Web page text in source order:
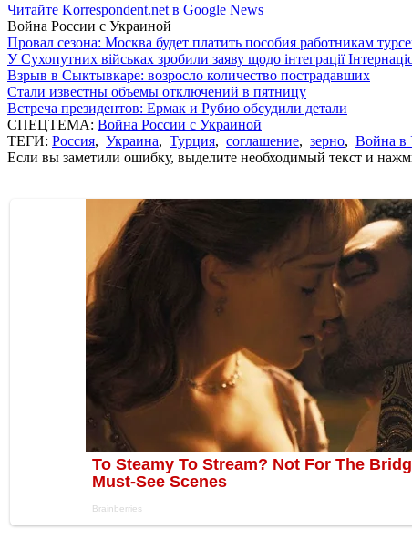
Читайте Korrespondent.net в Google News
Война России с Украиной
Провал сезона: Москва будет платить пособия работникам
У Сухопутних військах зробили заяву щодо інтеграції
Взрыв в Сыктывкаре: возросло количество пострадавших
Стали известны объемы отключений в пятницу
Встреча президентов: Ермак и Рубио обсудили детали
СПЕЦТЕМА: Война России с Украиной
ТЕГИ: Россия, Украина, Турция, соглашение, зерно, Война в
Если вы заметили ошибку, выделите необходимый текст и